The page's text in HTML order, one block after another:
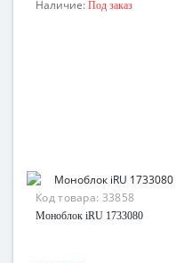
Наличие: Под заказ
Код товара: 33858
Моноблок iRU 1733080